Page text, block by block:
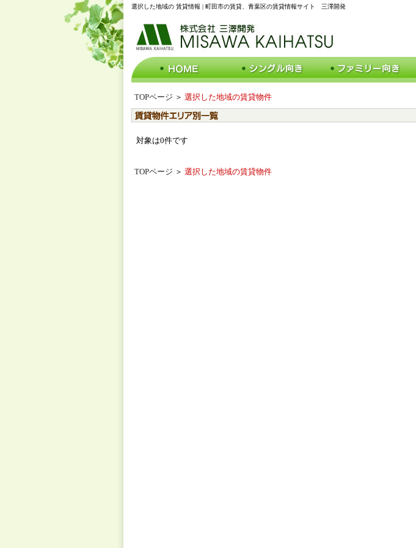
選択した地域の 賃貸情報 | 町田市の賃貸、青葉区の賃貸情報サイト 三澤開発
TOPページ ＞ 選択した地域の賃貸物件
対象は0件です
TOPページ ＞ 選択した地域の賃貸物件